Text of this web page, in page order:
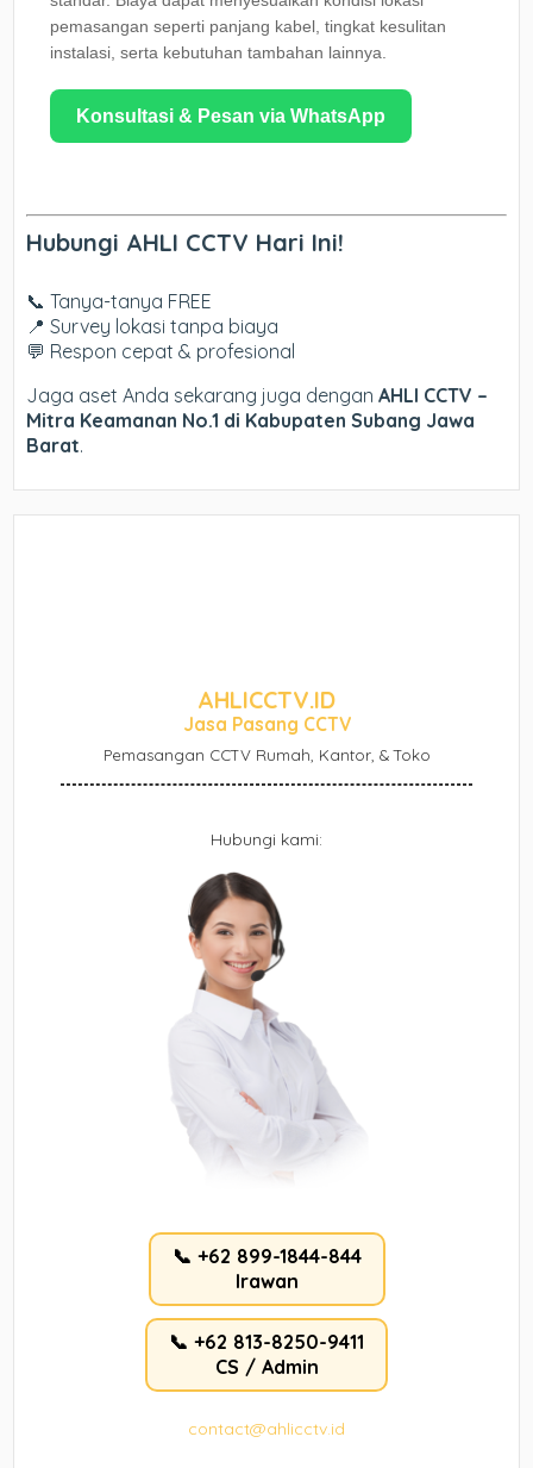
pemasangan seperti panjang kabel, tingkat kesulitan
instalasi, serta kebutuhan tambahan lainnya.
Konsultasi & Pesan via WhatsApp
Hubungi AHLI CCTV Hari Ini!
📞 Tanya-tanya FREE
📍 Survey lokasi tanpa biaya
💬 Respon cepat & profesional
Jaga aset Anda sekarang juga denganAHLI CCTV –
Mitra Keamanan No.1 di Kabupaten Subang Jawa
Barat.
AHLICCTV.ID
Jasa Pasang CCTV
Pemasangan CCTV Rumah, Kantor, & Toko
Hubungi kami:
📞 +62 899-1844-844
Irawan
📞 +62 813-8250-9411
CS / Admin
contact@ahlicctv.id